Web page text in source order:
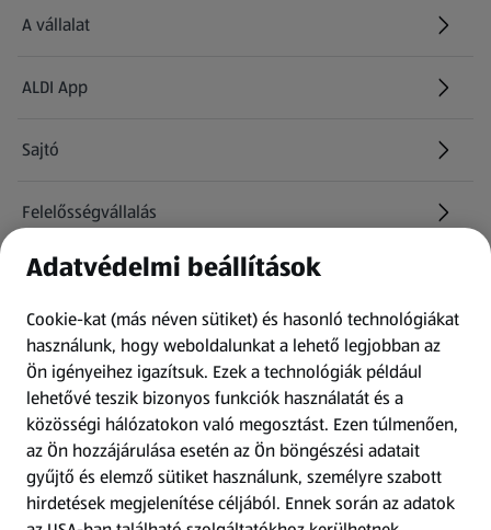
A vállalat
ALDI App
Sajtó
Felelősségvállalás
Információk
Kérdőív
Fizetési lehetőségek
ALDI utalványok
Adatvédelmi beállítások
Cookie-kat (más néven sütiket) és hasonló technológiákat
használunk, hogy weboldalunkat a lehető legjobban az
Ön igényeihez igazítsuk. Ezek a technológiák például
lehetővé teszik bizonyos funkciók használatát és a
közösségi hálózatokon való megosztást. Ezen túlmenően,
az Ön hozzájárulása esetén az Ön böngészési adatait
gyűjtő és elemző sütiket használunk, személyre szabott
hirdetések megjelenítése céljából. Ennek során az adatok